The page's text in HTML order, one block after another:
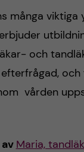
många viktiga
och
vården
Maria,